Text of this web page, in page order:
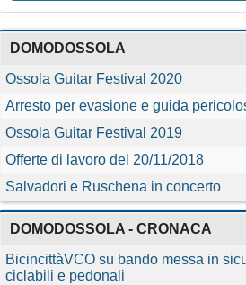
DOMODOSSOLA
Ossola Guitar Festival 2020
Arresto per evasione e guida
Ossola Guitar Festival 2019
Offerte di lavoro del 20/11/2018
Salvadori e Ruschena in concerto
DOMODOSSOLA - CRONACA
BicincittàVCO su bando messa in
ciclabili e pedonali